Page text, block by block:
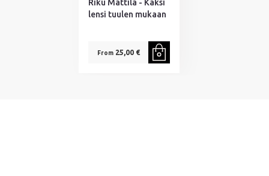
Riku Mattila - Kaksi
lensi tuulen mukaan
From25,00 €